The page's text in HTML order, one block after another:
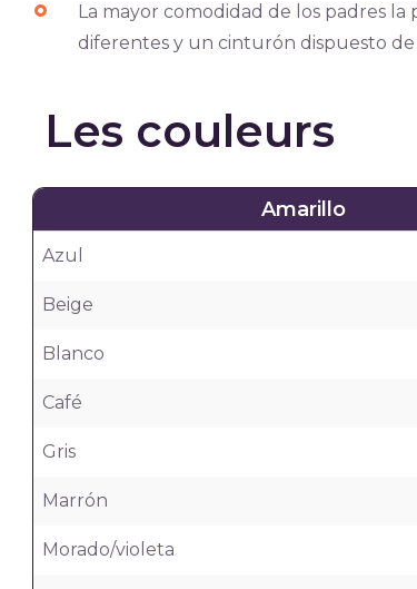
La mayor comodidad de los padres la
diferentes y un cinturón dispuesto de
Les couleurs
Amarillo
Azul
Beige
Blanco
Café
Gris
Marrón
Morado/violeta